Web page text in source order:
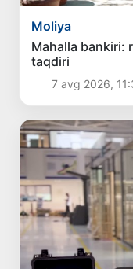
Moliya
Mahalla bankiri:
taqdiri
7 avg 2026,